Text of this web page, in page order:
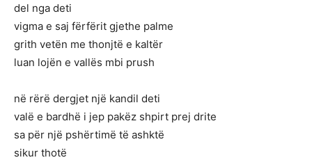
del nga deti
vigma e saj fërfërit gjethe palme
grith vetën me thonjtë e kaltër
luan lojën e vallës mbi prush
në rërë dergjet një kandil deti
valë e bardhë i jep pakëz shpirt prej drite
sa për një pshërtimë të ashktë
sikur thotë